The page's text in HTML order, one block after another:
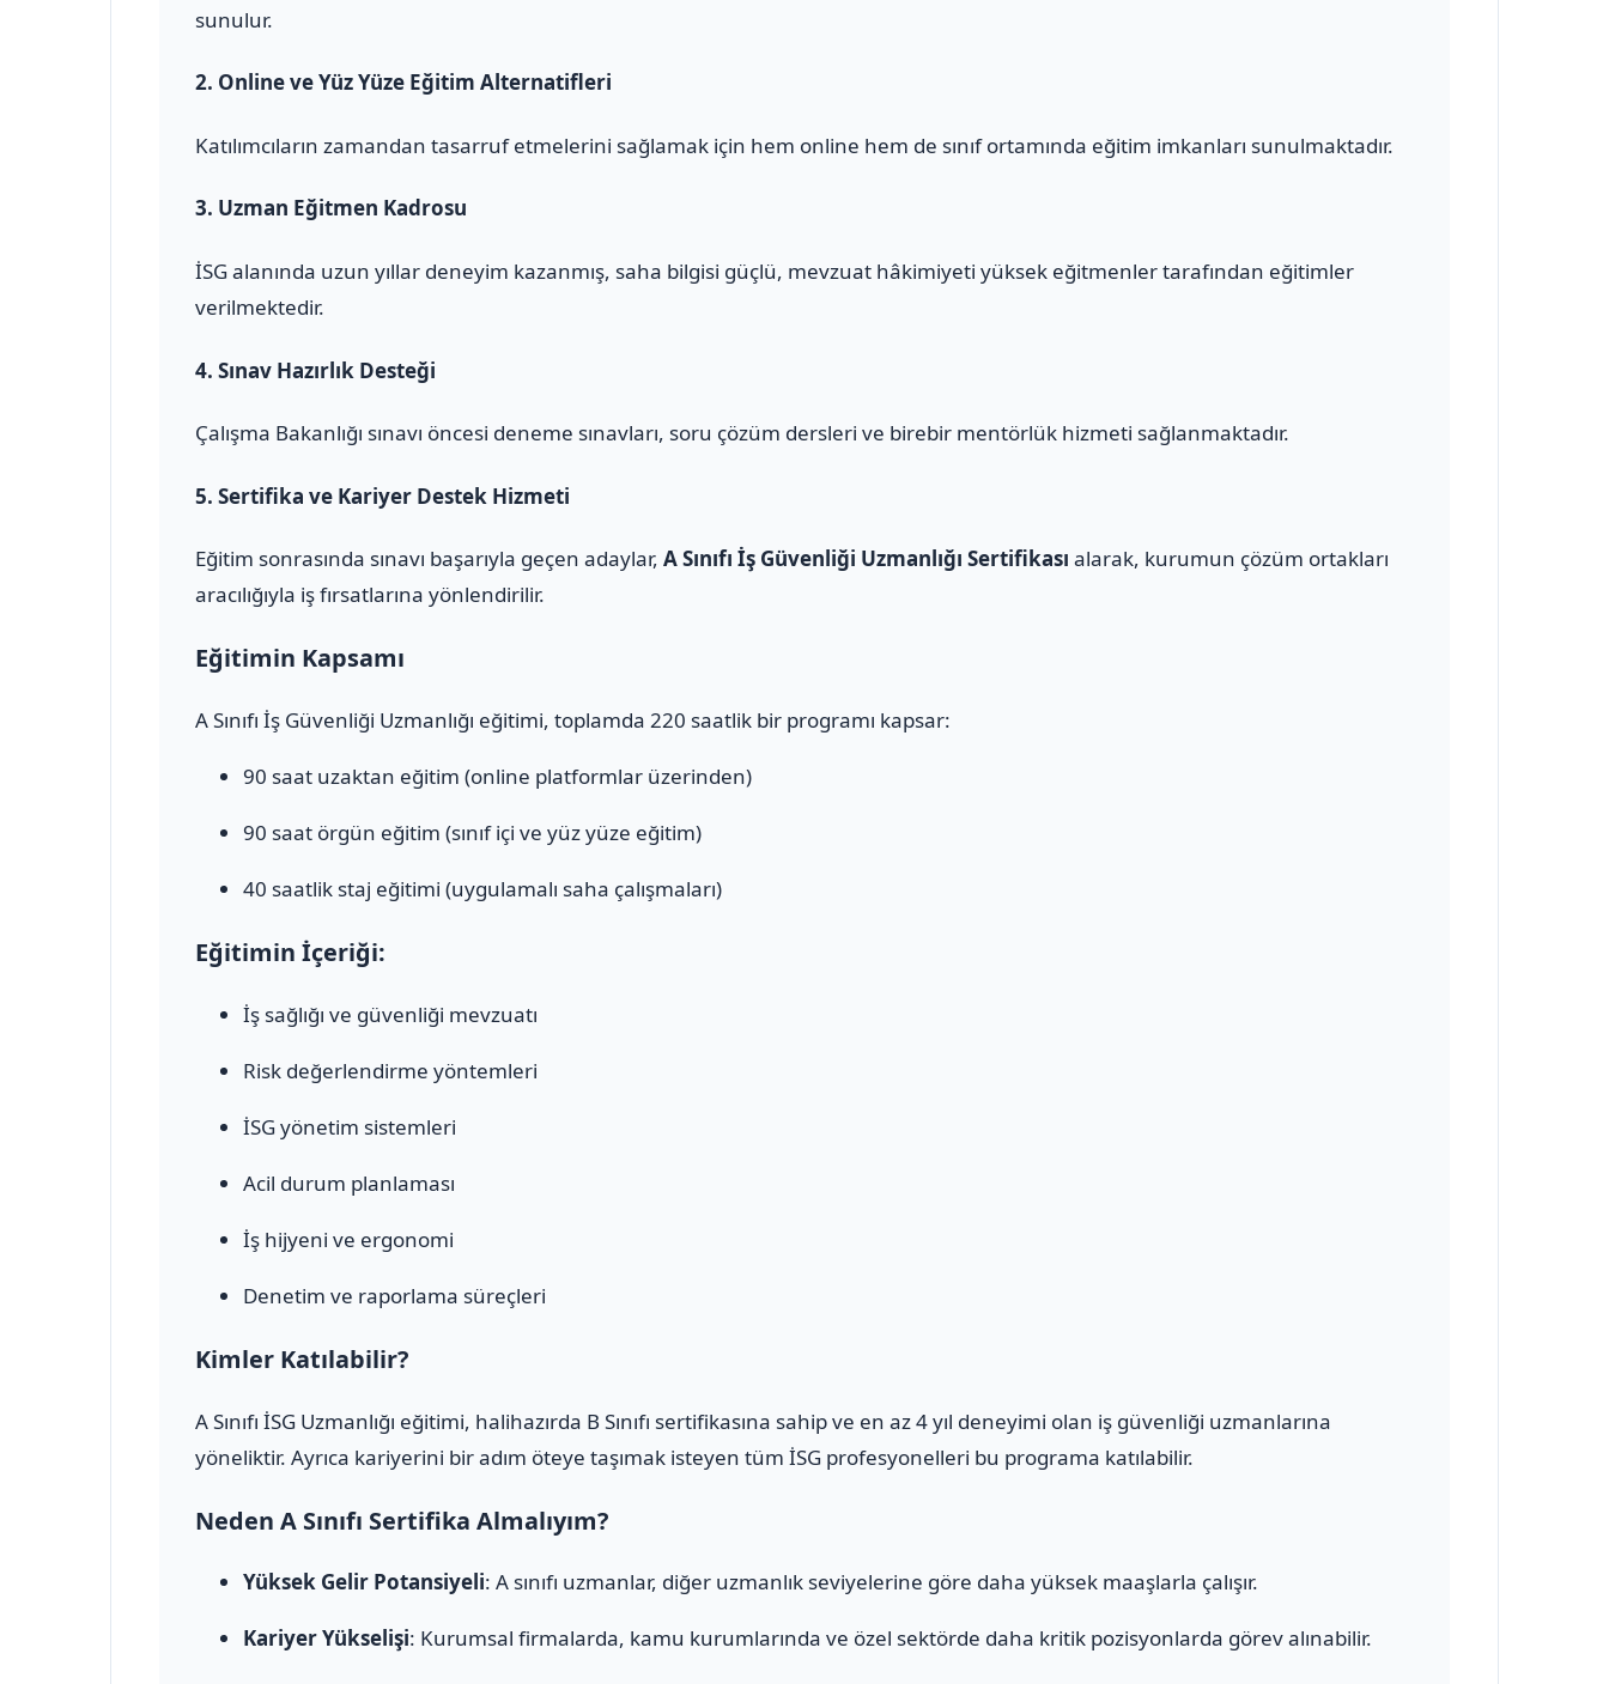
sunulur.
2. Online ve Yüz Yüze Eğitim Alternatifleri
Katılımcıların zamandan tasarruf etmelerini sağlamak için hem online hem de sınıf ortamında eğitim imkanları sunulmaktadır.
3. Uzman Eğitmen Kadrosu
İSG alanında uzun yıllar deneyim kazanmış, saha bilgisi güçlü, mevzuat hâkimiyeti yüksek eğitmenler tarafından eğitimler
verilmektedir.
4. Sınav Hazırlık Desteği
Çalışma Bakanlığı sınavı öncesi deneme sınavları, soru çözüm dersleri ve birebir mentörlük hizmeti sağlanmaktadır.
5. Sertifika ve Kariyer Destek Hizmeti
Eğitim sonrasında sınavı başarıyla geçen adaylar, A Sınıfı İş Güvenliği Uzmanlığı Sertifikası alarak, kurumun çözüm ortakları
aracılığıyla iş fırsatlarına yönlendirilir.
Eğitimin Kapsamı
A Sınıfı İş Güvenliği Uzmanlığı eğitimi, toplamda 220 saatlik bir programı kapsar:
90 saat uzaktan eğitim (online platformlar üzerinden)
90 saat örgün eğitim (sınıf içi ve yüz yüze eğitim)
40 saatlik staj eğitimi (uygulamalı saha çalışmaları)
Eğitimin İçeriği:
İş sağlığı ve güvenliği mevzuatı
Risk değerlendirme yöntemleri
İSG yönetim sistemleri
Acil durum planlaması
İş hijyeni ve ergonomi
Denetim ve raporlama süreçleri
Kimler Katılabilir?
A Sınıfı İSG Uzmanlığı eğitimi, halihazırda B Sınıfı sertifikasına sahip ve en az 4 yıl deneyimi olan iş güvenliği uzmanlarına
yöneliktir. Ayrıca kariyerini bir adım öteye taşımak isteyen tüm İSG profesyonelleri bu programa katılabilir.
Neden A Sınıfı Sertifika Almalıyım?
Yüksek Gelir Potansiyeli: A sınıfı uzmanlar, diğer uzmanlık seviyelerine göre daha yüksek maaşlarla çalışır.
Kariyer Yükselişi: Kurumsal firmalarda, kamu kurumlarında ve özel sektörde daha kritik pozisyonlarda görev alınabilir.